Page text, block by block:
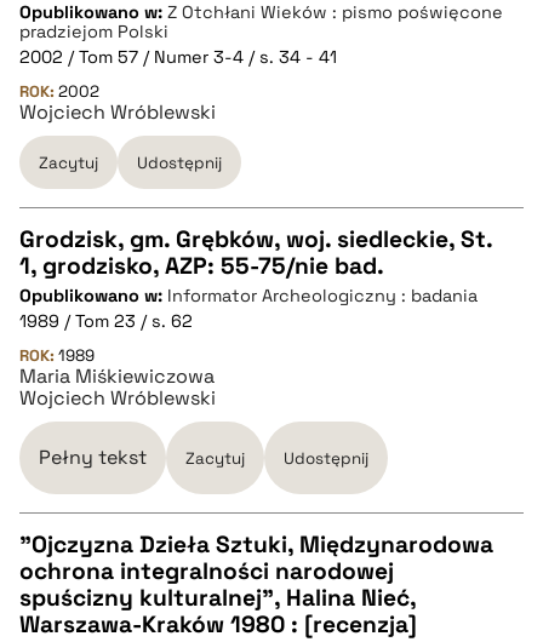
CZYSTY TEKST
pobierz cytat
BIBTEX
pobierz cytat
Opublikowano w: Z Otchłani Wieków : pismo poświęcone
pradziejom Polski
2002 / Tom 57 / Numer 3-4 / s. 34 - 41
ROK: 2002
Wojciech Wróblewski
Zacytuj Udostępnij
CZYSTY TEKST
pobierz cytat
BIBTEX
pobierz cytat
Grodzisk, gm. Grębków, woj. siedleckie, St.
1, grodzisko, AZP: 55-75/nie bad.
Opublikowano w: Informator Archeologiczny : badania
1989 / Tom 23 / s. 62
ROK: 1989
Maria Miśkiewiczowa
Wojciech Wróblewski
Pełny tekst Zacytuj Udostępnij
CZYSTY TEKST
"Ojczyzna Dzieła Sztuki, Międzynarodowa
ochrona integralności narodowej
spuścizny kulturalnej", Halina Nieć,
Warszawa-Kraków 1980 : [recenzja]